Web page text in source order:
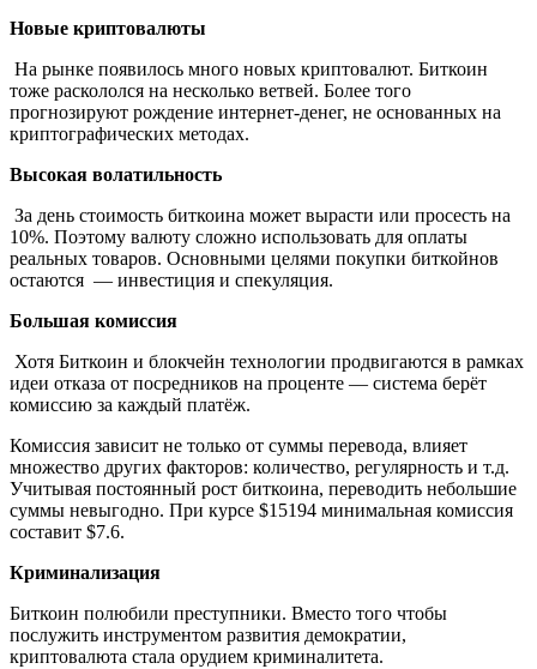
Новые криптовалюты
На рынке появилось много новых криптовалют. Биткоин
тоже раскололся на несколько ветвей. Более того
прогнозируют рождение интернет-денег, не основанных на
криптографических методах.
Высокая волатильность
За день стоимость биткоина может вырасти или просесть на
10%. Поэтому валюту сложно использовать для оплаты
реальных товаров. Основными целями покупки биткойнов
остаются — инвестиция и спекуляция.
Большая комиссия
Хотя Биткоин и блокчейн технологии продвигаются в рамках
идеи отказа от посредников на проценте — система берёт
комиссию за каждый платёж.
Комиссия зависит не только от суммы перевода, влияет
множество других факторов: количество, регулярность и т.д.
Учитывая постоянный рост биткоина, переводить небольшие
суммы невыгодно. При курсе $15194 минимальная комиссия
составит $7.6.
Криминализация
Биткоин полюбили преступники. Вместо того чтобы
послужить инструментом развития демократии,
криптовалюта стала орудием криминалитета.